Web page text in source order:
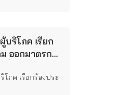
บริโภค เรียก
ออกมาตรการ
โภค เรียกร้องประ